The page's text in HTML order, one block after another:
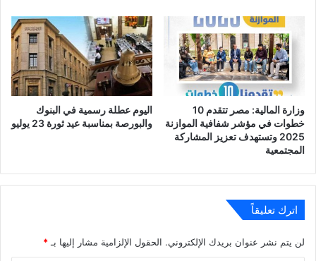
وزارة المالية: مصر تتقدم 10
خطوات في مؤشر شفافية الموازنة
2025 وتستهدف تعزيز المشاركة
المجتمعية
اليوم عطلة رسمية في البنوك
والبورصة بمناسبة عيد ثورة 23 يوليو
اترك تعليقاً
لن يتم نشر عنوان بريدك الإلكتروني. الحقول الإلزامية مشار إليها بـ*